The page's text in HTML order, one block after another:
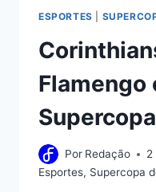
ESPORTES
Flamengo
Por Redação
2
Esportes, Supercopa